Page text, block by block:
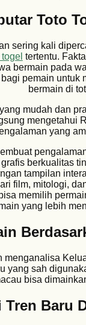
Toto
sering kali
tertentu.
bermain pada
pemain
bermain di
mudah dan
mengetahui
yang
berkualitas
tampilan
film, mitologi,
memilih
yang lebih
menganalisa
yang sah
bisa
Baru